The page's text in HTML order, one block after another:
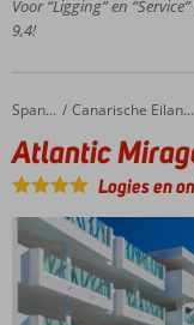
animatieprogramma
voor jong en oud
of All
Inclusive
mogelijk
Voor “Ligging” en
9,4!
Home Spanje Canarische Eilanden
Atlantic Mirage Suites & Spa
Atlantic
Logies en